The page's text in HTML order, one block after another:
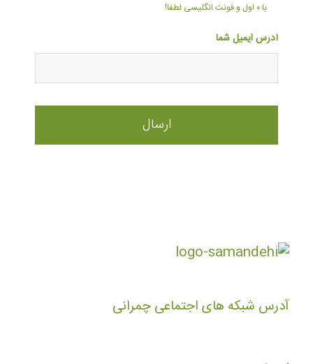
با ۰ اول و فونت انگلیسی لطفا!
آدرس ایمیل شما
آدرس شبکه های اجتماعی چمرانی